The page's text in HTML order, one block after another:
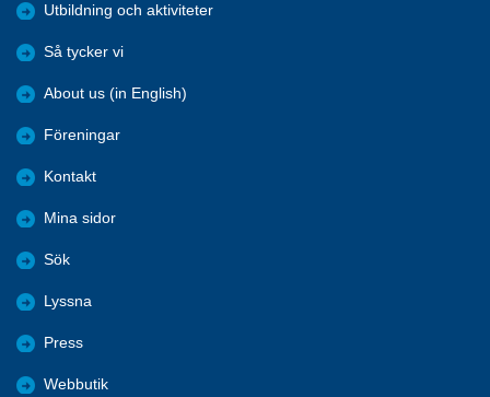
Utbildning och aktiviteter
Så tycker vi
About us (in English)
Föreningar
Kontakt
Mina sidor
Sök
Lyssna
Press
Webbutik